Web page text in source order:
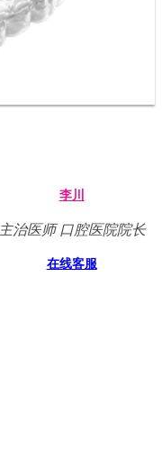
李川
主治医师 口腔医院院长
在线客服